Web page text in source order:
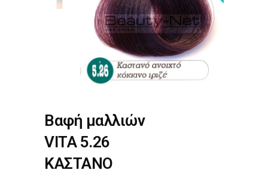
Βαφή μαλλιών
VITA 5.26
ΚΑΣΤΑΝΟ